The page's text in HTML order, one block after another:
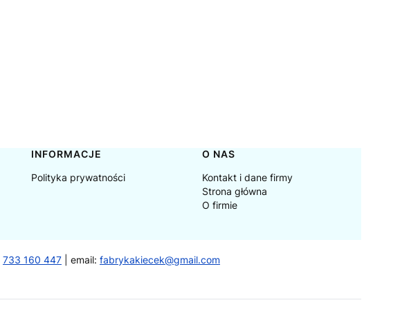
INFORMACJE
Polityka prywatności
O NAS
Kontakt i dane firmy
Strona główna
O firmie
733 160 447 | email: fabrykakiecek@gmail.com